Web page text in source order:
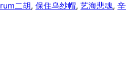
二胡, 保住乌纱帽, 艺海悲魂,